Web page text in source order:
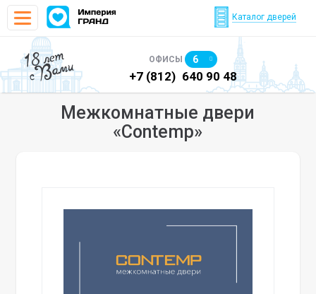
Каталог дверей
18 лет
с Вами ОФИСЫ 6
640 90 48 +7 (812) 640 90 48
Межкомнатные двери
«Contemp»